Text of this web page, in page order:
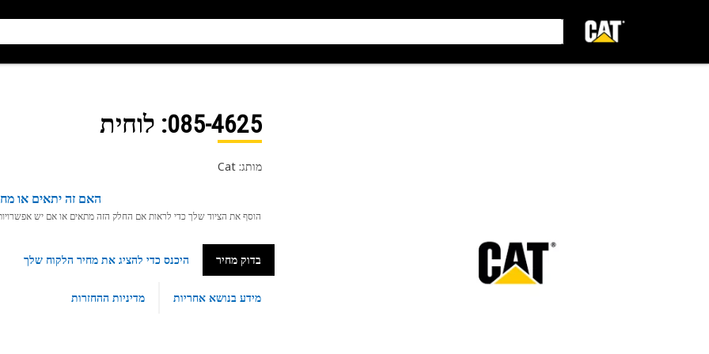
085-4625: לוחית
מותג: Cat
האם זה יתאים או
הוסף את הציוד שלך כדי לראות אם החלק הזה מתאים או אם יש אפשרויות
בדוק מחיר היכנס כדי להציג את מחיר הלקוח שלך
מידע בנושא אחריות מדיניות ההחזרות